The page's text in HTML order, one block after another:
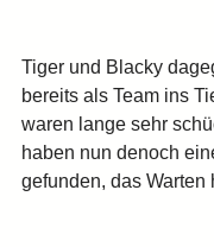
Tiger und Blacky
bereits als Team ins
waren lange sehr
haben nun denoch
gefunden, das Warten